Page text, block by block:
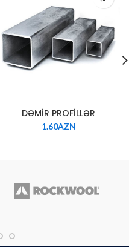
DƏMİR PROFİLLƏR
1.60AZN